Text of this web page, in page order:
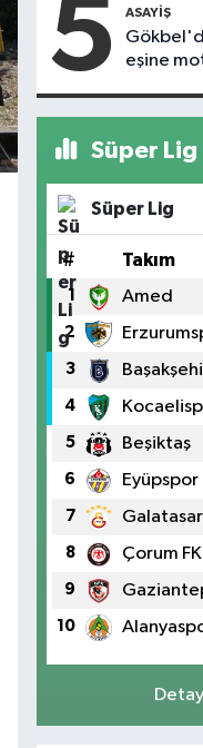
kapandı
5 ASAYIŞ
eşine
Süper Lig
Süper Lig
# Takım
1 Amed
2
3
4
5 Beşiktaş
6 Eyüpspor
7
8 Çorum FK
9
10